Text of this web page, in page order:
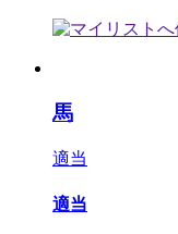
馬
適当
適当